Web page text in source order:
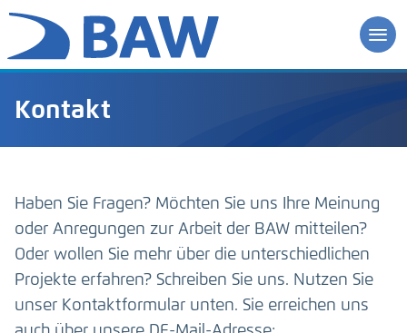
Kontakt
Haben Sie Fragen? Möchten Sie uns Ihre Meinung
oder Anregungen zur Arbeit der BAW mitteilen?
Oder wollen Sie mehr über die unterschiedlichen
Projekte erfahren? Schreiben Sie uns. Nutzen Sie
unser Kontaktformular unten. Sie erreichen uns